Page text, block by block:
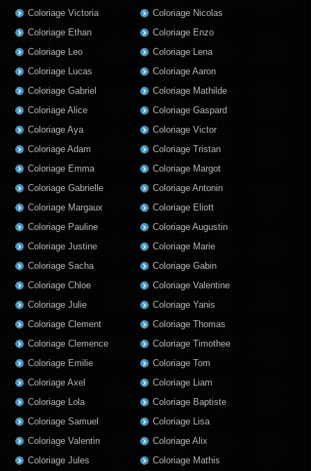
Coloriage Victoria
Coloriage Ethan
Coloriage Leo
Coloriage Lucas
Coloriage Gabriel
Coloriage Alice
Coloriage Aya
Coloriage Adam
Coloriage Emma
Coloriage Gabrielle
Coloriage Nicolas
Coloriage Enzo
Coloriage Lena
Coloriage Aaron
Coloriage Mathilde
Coloriage Gaspard
Coloriage Victor
Coloriage Tristan
Coloriage Margot
Coloriage Antonin
Coloriage Margaux
Coloriage Pauline
Coloriage Justine
Coloriage Sacha
Coloriage Chloe
Coloriage Julie
Coloriage Clement
Coloriage Clemence
Coloriage Emilie
Coloriage Axel
Coloriage Lola
Coloriage Samuel
Coloriage Valentin
Coloriage Jules
Coloriage Eliott
Coloriage Augustin
Coloriage Marie
Coloriage Gabin
Coloriage Valentine
Coloriage Yanis
Coloriage Thomas
Coloriage Timothee
Coloriage Tom
Coloriage Liam
Coloriage Baptiste
Coloriage Lisa
Coloriage Alix
Coloriage Mathis